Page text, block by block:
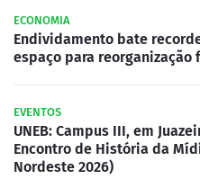
ECONOMIA
Endividamento bate
espaço para reorganização
EVENTOS
UNEB: Campus III, em
Encontro de História da
Nordeste 2026)